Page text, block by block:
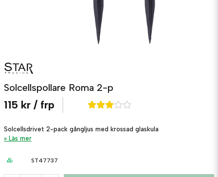
Solcellspollare Roma 2-p
115 kr / frp
Solcellsdrivet 2-pack gångljus med krossad glaskula
Läs mer
ST47737